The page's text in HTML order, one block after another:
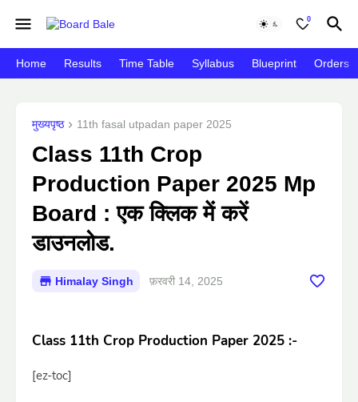
0
Home Results Time Table Syllabus Blueprint Orders
मुख्यपृष्ठ 11th fasal utpadan paper 2025
Class 11th Crop
Production Paper 2025 Mp
Board : एक क्लिक में करें
डाउनलोड.
Himalay Singh फ़रवरी 14, 2025
Class 11th Crop Production Paper 2025 :-
[ez-toc]